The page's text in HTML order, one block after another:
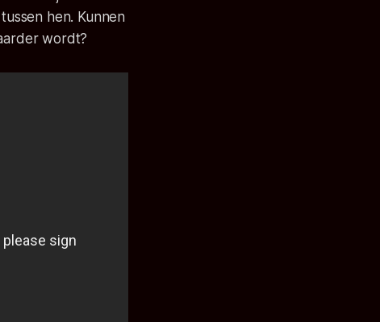
hen. Kunnen
wordt?